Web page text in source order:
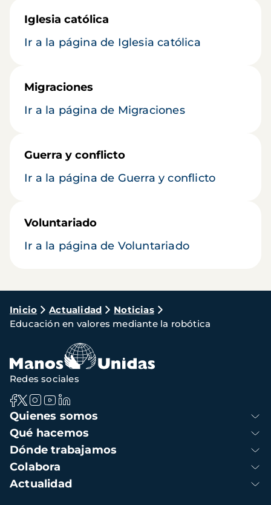
Iglesia católica
Ir a la página de Iglesia católica
Migraciones
Ir a la página de Migraciones
Guerra y conflicto
Ir a la página de Guerra y conflicto
Voluntariado
Ir a la página de Voluntariado
Ruta
de
navegación
Inicio Actualidad
Noticias
Educación en valores mediante la robótica
Navegación
principal
Quienes somos
Qué hacemos
Dónde trabajamos
Colabora
Actualidad
Redes sociales